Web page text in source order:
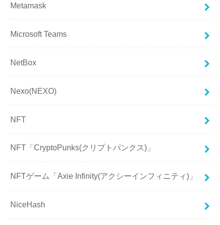
Metamask
Microsoft Teams
NetBox
Nexo(NEXO)
NFT
NFT「CryptoPunks(クリプトパンクス)」
NFTゲーム「Axie Infinity(アクシーインフィニティ)」
NiceHash